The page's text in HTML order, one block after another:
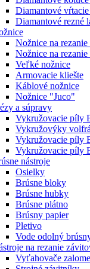
Diamantové
Diamantové rezné
Nožnice na
Nožnice na
Veľké nožnice
Armovacie kliešte
Káblové nožnice
Nožnice "Juco"
a súpravy
Vykružovacie píly
Vykružovýky
Vykružovacie píly
Vykružovacie píly
nástroje
Osielky
Brúsne bloky
Brúsne hubky
Brúsne plátno
Brúsny papier
Pletivo
Vode odolný
na rezanie
Vyťahovače